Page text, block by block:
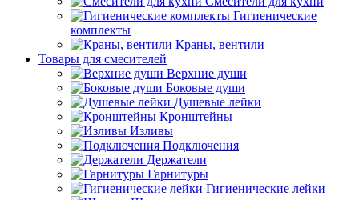
Гигиенические
комплекты
Краны, вентили
Товары для смесителей
Верхние души
Боковые души
Душевые лейки
Кронштейны
Изливы
Подключения
Держатели
Гарнитуры
Гигиенические лейки